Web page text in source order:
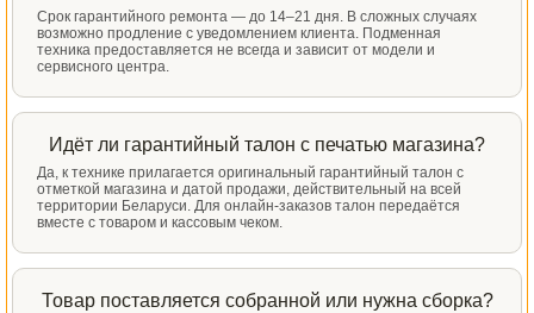
Срок гарантийного ремонта — до 14–21 дня. В сложных случаях
возможно продление с уведомлением клиента. Подменная
техника предоставляется не всегда и зависит от модели и
сервисного центра.
Идёт ли гарантийный талон с печатью магазина?
Да, к технике прилагается оригинальный гарантийный талон с
отметкой магазина и датой продажи, действительный на всей
территории Беларуси. Для онлайн-заказов талон передаётся
вместе с товаром и кассовым чеком.
Товар поставляется собранной или нужна сборка?